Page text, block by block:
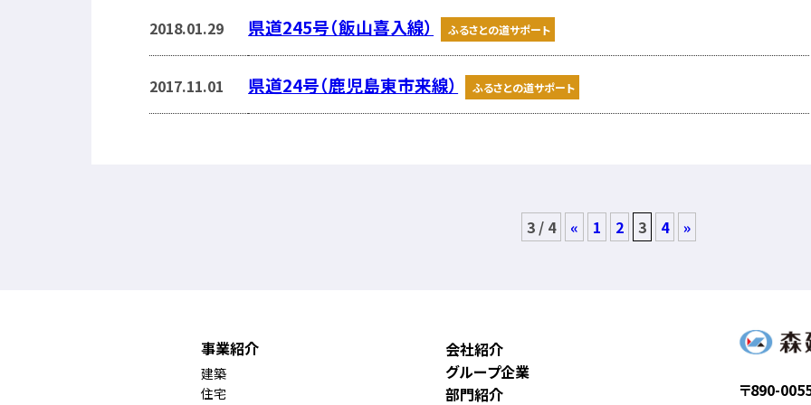
2018.01.29 県道245号（飯山喜入線） ふるさとの道サポート
2017.11.01 県道24号（鹿児島東市来線） ふるさとの道サポート
3 / 4 « 1 2 3 4 »
事業紹介
建築
住宅
会社紹介
グループ企業
部門紹介
〒890-